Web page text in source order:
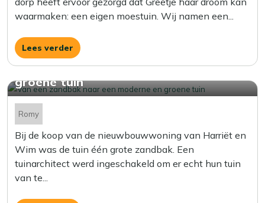
waarmaken: een eigen moestuin. Wij namen een...
Lees verder
Van een zandbak naar een moderne en
groene tuin
Romy
Bij de koop van de nieuwbouwwoning van Harriët en
Wim was de tuin één grote zandbak. Een
tuinarchitect werd ingeschakeld om er echt hun tuin
van te...